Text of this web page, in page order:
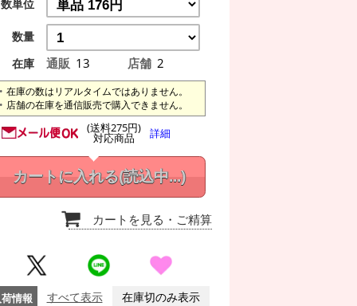
数単位
数量
在庫
通販 13 店舗 2
在庫の数はリアルタイムではありません。
店舗の在庫を通信販売で購入できません。
(送料275円)
対応商品 詳細
カートに入れる(読込中...)
カートを見る ・ご精算
情報 すべて表示 在庫切のみ表示